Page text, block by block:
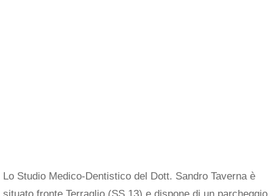
Lo Studio Medico-Dentistico del Dott. Sandro Taverna è